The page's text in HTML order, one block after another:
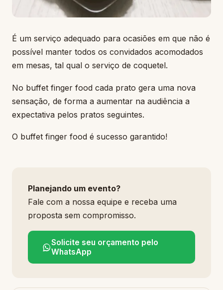
É um serviço adequado para ocasiões em que não é
possível manter todos os convidados acomodados
em mesas, tal qual o serviço de coquetel.
No buffet finger food cada prato gera uma nova
sensação, de forma a aumentar na audiência a
expectativa pelos pratos seguintes.
O buffet finger food é sucesso garantido!
Planejando um evento?
Fale com a nossa equipe e receba uma
proposta sem compromisso.
Solicite seu orçamento pelo
WhatsApp